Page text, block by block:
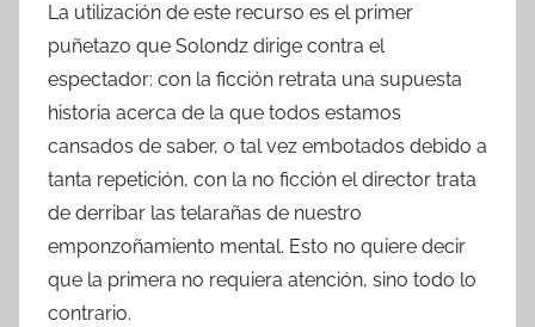
La utilización de este recurso es el primer
puñetazo que Solondz dirige contra el
espectador: con la ficción retrata una supuesta
historia acerca de la que todos estamos
cansados de saber, o tal vez embotados debido a
tanta repetición, con la no ficción el director trata
de derribar las telarañas de nuestro
emponzoñamiento mental. Esto no quiere decir
que la primera no requiera atención, sino todo lo
contrario.